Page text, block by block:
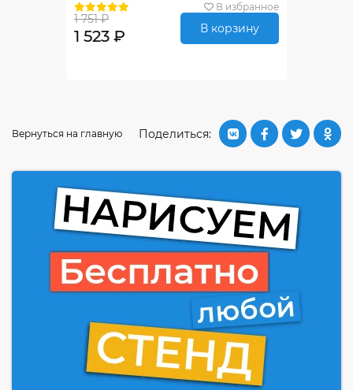
В избранное
1 751 ₽
1 523 ₽ В корзину
Поделиться:
Вернуться на главную